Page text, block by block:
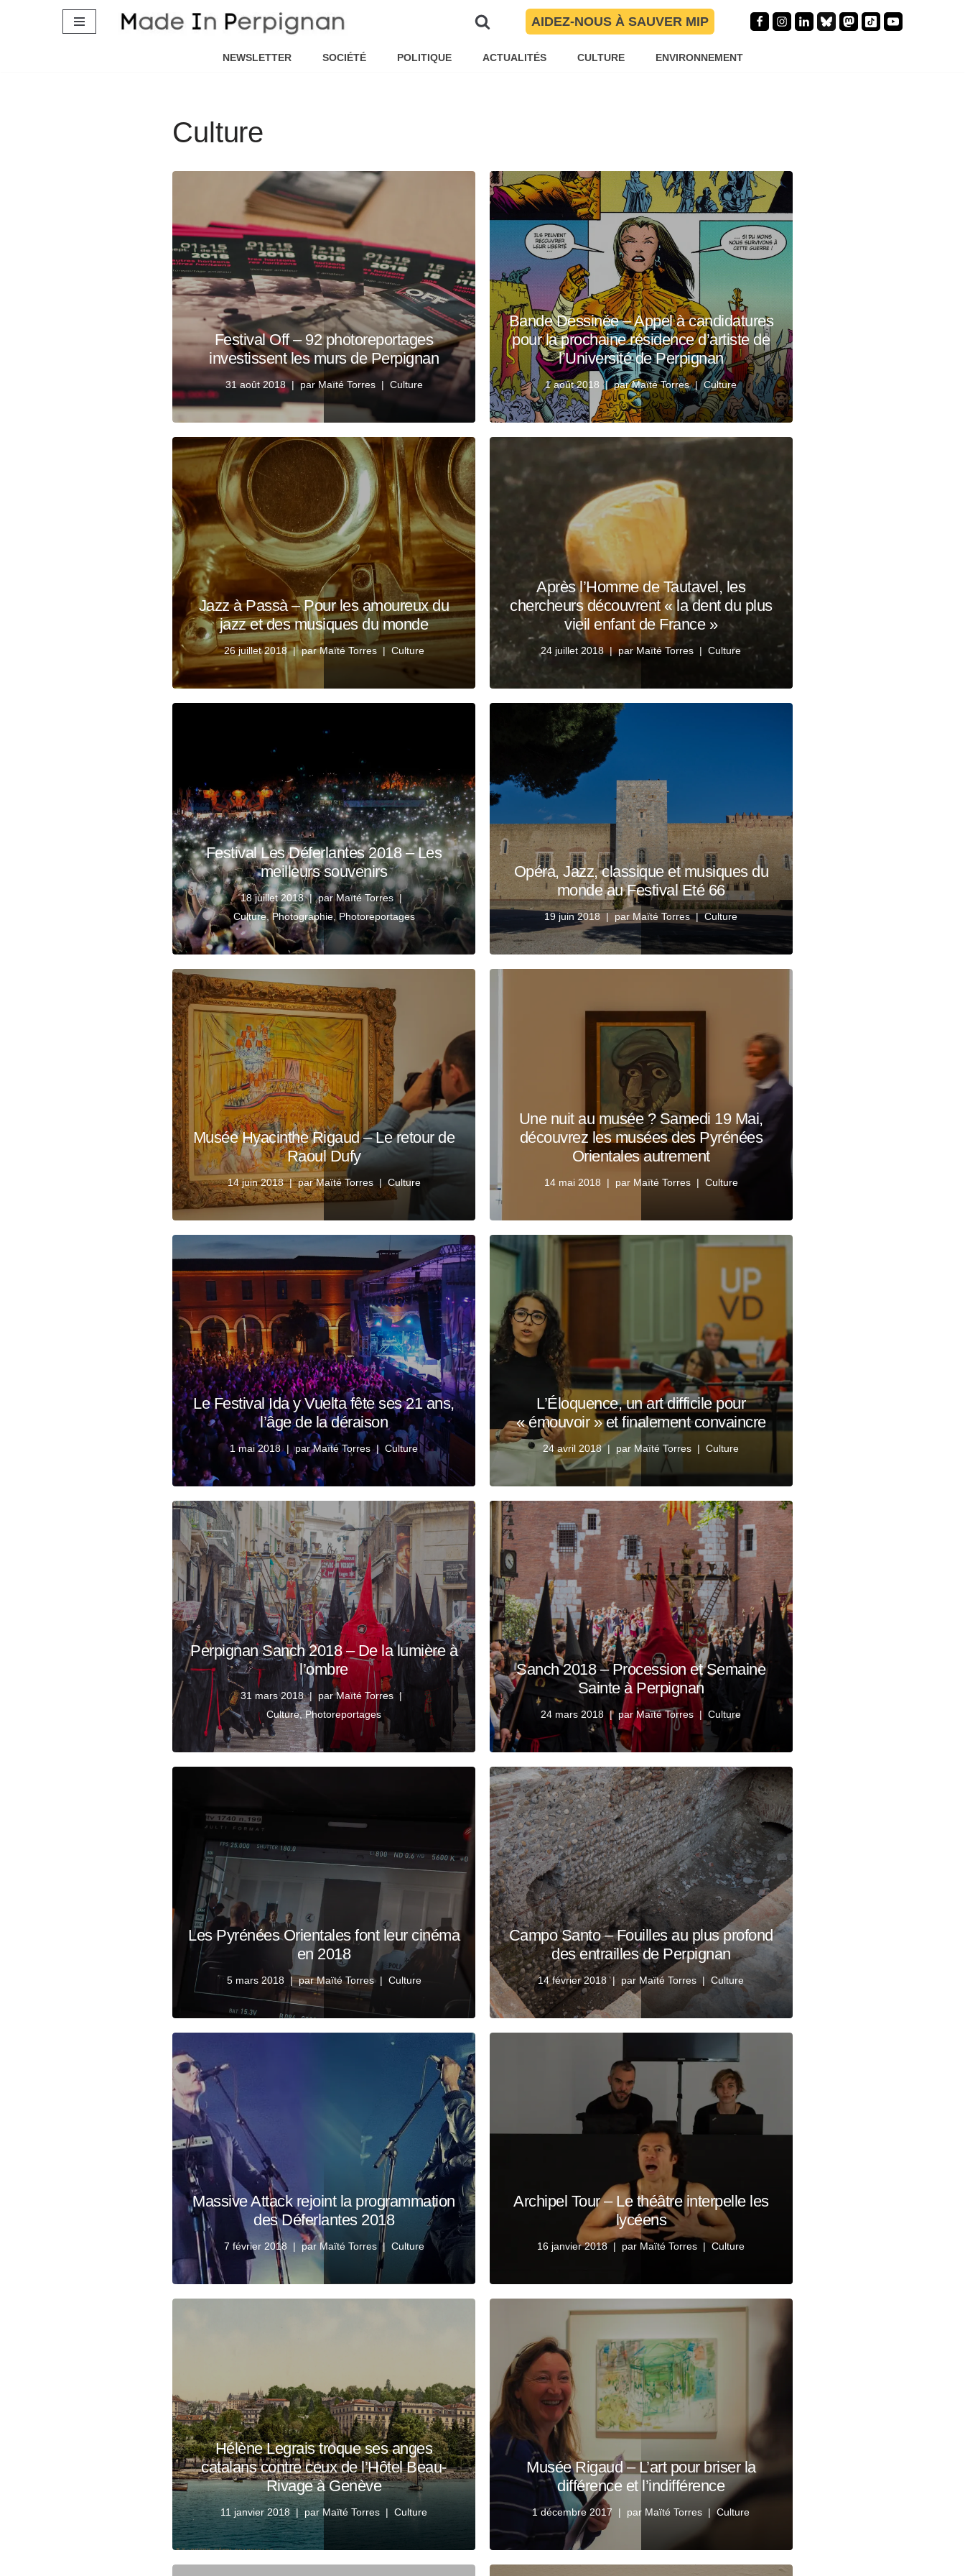
AIDEZ-NOUS À SAUVER MIP
NEWSLETTER SOCIÉTÉ POLITIQUE ACTUALITÉS CULTURE ENVIRONNEMENT
Culture
Festival Off – 92 photoreportages
investissent les murs de Perpignan
31 août 2018 parMaïté Torres Culture
Bande Dessinée – Appel à candidatures
pour la prochaine résidence d’artiste de
l’Université de Perpignan
1 août 2018 parMaïté Torres Culture
Jazz à Passà – Pour les amoureux du
jazz et des musiques du monde
26 juillet 2018 parMaïté Torres Culture
Après l’Homme de Tautavel, les
chercheurs découvrent « la dent du plus
vieil enfant de France »
24 juillet 2018 parMaïté Torres Culture
Festival Les Déferlantes 2018 – Les
meilleurs souvenirs
18 juillet 2018 parMaïté Torres
Culture,Photographie, Photoreportages
Opéra, Jazz, classique et musiques du
monde au Festival Eté 66
19 juin 2018 par Maïté Torres Culture
Musée Hyacinthe Rigaud – Le retour de
Raoul Dufy
14 juin 2018 parMaïté Torres Culture
Une nuit au musée ? Samedi 19 Mai,
découvrez les musées des Pyrénées
Orientales autrement
14 mai 2018 par Maïté Torres Culture
Le Festival Ida y Vuelta fête ses 21 ans,
l’âge de la déraison
1 mai 2018 parMaïté Torres Culture
L’Éloquence, un art difficile pour
« émouvoir » et finalement convaincre
24 avril 2018 par Maïté Torres Culture
Perpignan Sanch 2018 – De la lumière à
l’ombre
31 mars 2018 parMaïté Torres
Culture,Photoreportages
Sanch 2018 – Procession et Semaine
Sainte à Perpignan
24 mars 2018 parMaïté Torres Culture
Les Pyrénées Orientales font leur cinéma
en 2018
5 mars 2018 parMaïté Torres Culture
Campo Santo – Fouilles au plus profond
des entrailles de Perpignan
14 février 2018 par Maïté Torres Culture
Massive Attack rejoint la programmation
des Déferlantes 2018
7 février 2018 par Maïté Torres Culture
Archipel Tour – Le théâtre interpelle les
lycéens
16 janvier 2018 par Maïté Torres Culture
Hélène Legrais troque ses anges
catalans contre ceux de l’Hôtel Beau-
Rivage à Genève
11 janvier 2018 parMaïté Torres Culture
Musée Rigaud – L’art pour briser la
différence et l’indifférence
1 décembre 2017 par Maïté Torres Culture